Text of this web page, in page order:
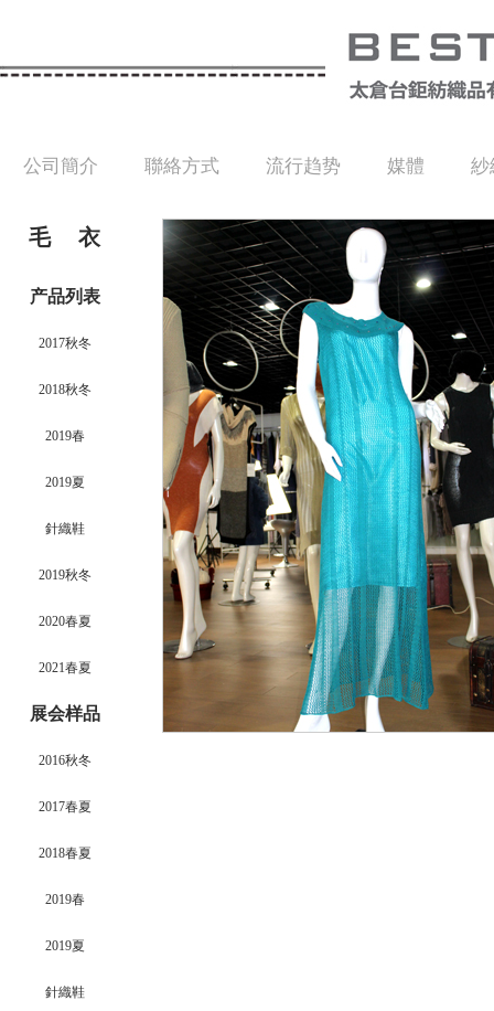
公司簡介 聯絡方式 流行趋势 媒體 紗
毛 衣
产品列表
2017秋冬
2018秋冬
2019春
2019夏
針織鞋
2019秋冬
2020春夏
2021春夏
展会样品
2016秋冬
2017春夏
2018春夏
2019春
2019夏
針織鞋